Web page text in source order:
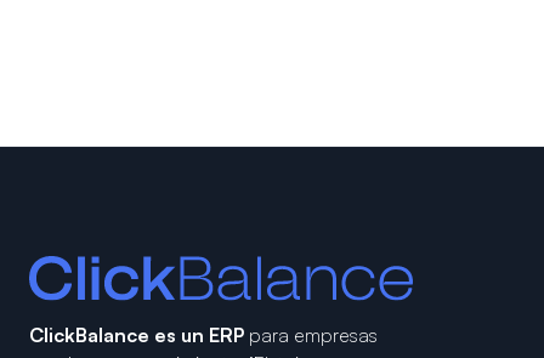
ClickBalance es un ERP para empresas